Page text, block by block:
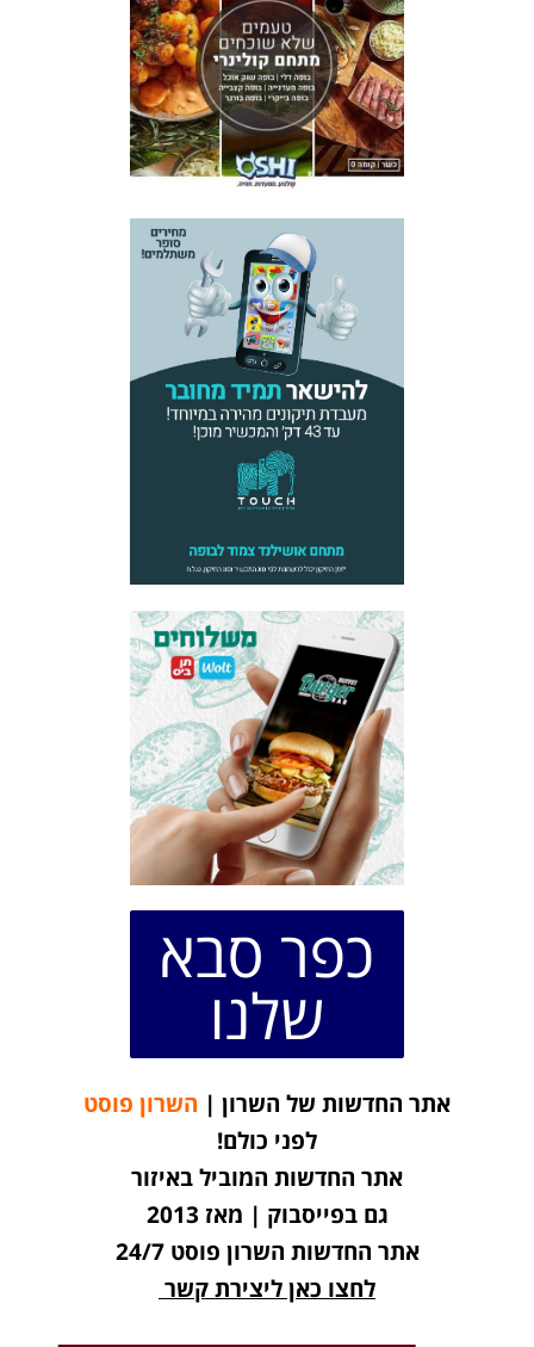
כפר סבא
שלנו
אתר החדשות של השרון | השרון פוסט
לפני כולם!
אתר החדשות המוביל באיזור
גם בפייסבוק | מאז 2013
אתר החדשות השרון פוסט 24/7
לחצו כאן ליצירת קשר